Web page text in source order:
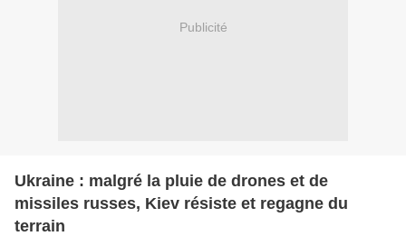
Publicité
Ukraine : malgré la pluie de drones et de
missiles russes, Kiev résiste et regagne du
terrain